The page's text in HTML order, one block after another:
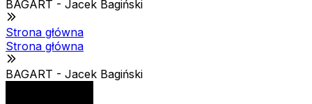
BAGART - Jacek Bagiński
Strona główna
Strona główna
BAGART - Jacek Bagiński